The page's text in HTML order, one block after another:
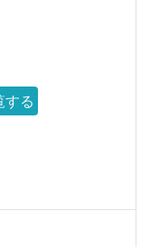
する